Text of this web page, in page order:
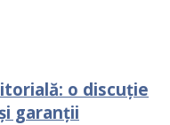
o discuție
garanții